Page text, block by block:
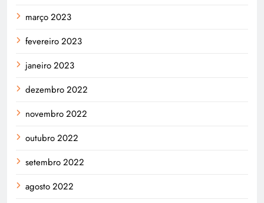
março 2023
fevereiro 2023
janeiro 2023
dezembro 2022
novembro 2022
outubro 2022
setembro 2022
agosto 2022